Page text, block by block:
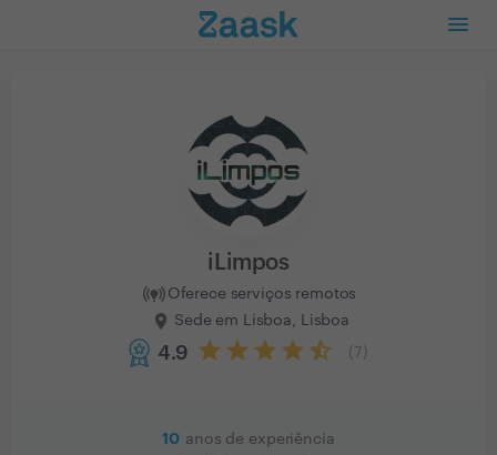
iLimpos
Oferece serviços remotos
Sede em Lisboa, Lisboa
4.9 7
10 anos de experiência